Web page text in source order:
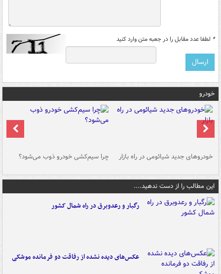
* لطفا عدد مقابل را در جعبه متن وارد کنید
خودرو
خودروهای جدید شیائومی در راه بازار چرا سیم‌کشی خودرو ذوب می‌شود؟
این مطالب را از دست ندهید....
رگبار و رعدوبرق در راه شمال کشور
عکس‌های دیده نشده از رفاقت دو فرمانده‌ موشکی